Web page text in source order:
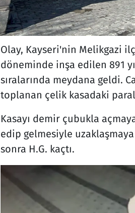
Olay, Kayseri'nin Melikgazi
döneminde inşa edilen 891
sıralarında meydana geldi.
toplanan çelik kasadaki
Kasayı demir çubukla
edip gelmesiyle
sonra H.G. kaçtı.